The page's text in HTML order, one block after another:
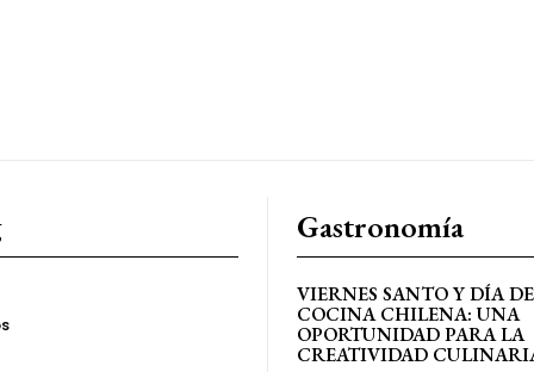
Gastronomía
VIERNES SANTO Y DÍA
COCINA CHILENA: UNA
OPORTUNIDAD PARA LA
CREATIVIDAD